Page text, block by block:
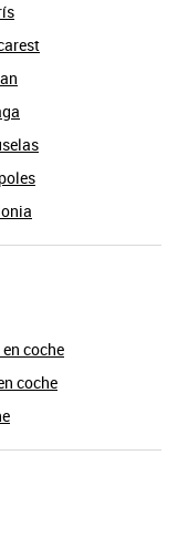
coche
coche